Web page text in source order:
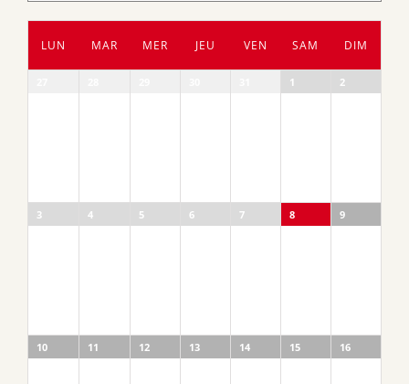
de
Évènements
Calendrier
LUN MAR MER JEU VEN SAM DIM
1 2
3 4 5 6 7 8 9
10 11 12 13 14 15 16